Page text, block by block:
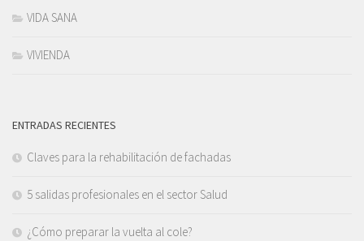
VIDA SANA
VIVIENDA
ENTRADAS RECIENTES
Claves para la rehabilitación de fachadas
5 salidas profesionales en el sector Salud
¿Cómo preparar la vuelta al cole?